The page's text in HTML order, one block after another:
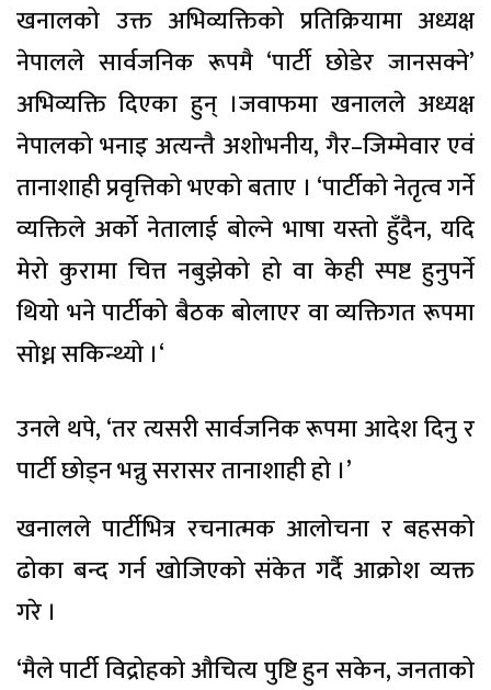
खनालको उक्त अभिव्यक्तिको प्रतिक्रियामा अध्यक्ष
नेपालले सार्वजनिक रूपमै ‘पार्टी छोडेर जानसक्ने’
अभिव्यक्ति दिएका हुन् ।जवाफमा खनालले अध्यक्ष
नेपालको भनाइ अत्यन्तै अशोभनीय, गैर–जिम्मेवार एवं
तानाशाही प्रवृत्तिको भएको बताए । ‘पार्टीको नेतृत्व गर्ने
व्यक्तिले अर्को नेतालाई बोल्ने भाषा यस्तो हुँदैन, यदि
मेरो कुरामा चित्त नबुझेको हो वा केही स्पष्ट हुनुपर्ने
थियो भने पार्टीको बैठक बोलाएर वा व्यक्तिगत रूपमा
सोध्न सकिन्थ्यो ।‘
उनले थपे, ‘तर त्यसरी सार्वजनिक रूपमा आदेश दिनु र
पार्टी छोड्न भन्नु सरासर तानाशाही हो ।’
खनालले पार्टीभित्र रचनात्मक आलोचना र बहसको
ढोका बन्द गर्न खोजिएको संकेत गर्दै आक्रोश व्यक्त
गरे ।
‘मैले पार्टी विद्रोहको औचित्य पुष्टि हुन सकेन, जनताको